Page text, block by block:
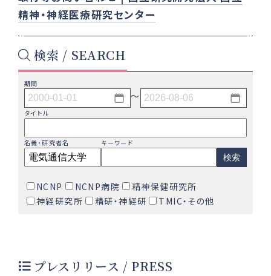
精神・神経医療研究センター
検索 / SEARCH
期間
〜
タイトル
名義・研究者名 キーワード
検索
NCNP NCNP病院
精神保健研究所
神経研究所
精研・神経研 TMIC・その他
プレスリリース / PRESS